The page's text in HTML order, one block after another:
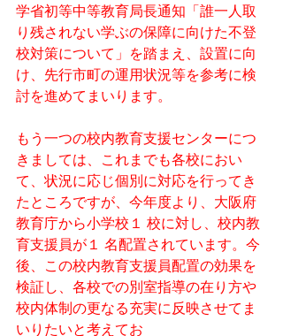
学省初等中等教育局長通知「誰一人取
り残されない学ぶの保障に向けた不登
校対策について」を踏まえ、設置に向
け、先行市町の運用状況等を参考に検
討を進めてまいります。
もう一つの校内教育支援センターにつ
きましては、これまでも各校におい
て、状況に応じ個別に対応を行ってき
たところですが、今年度より、大阪府
教育庁から小学校１ 校に対し、校内教
育支援員が１ 名配置されています。今
後、この校内教育支援員配置の効果を
検証し、各校での別室指導の在り方や
校内体制の更なる充実に反映させてま
いりたいと考えてお